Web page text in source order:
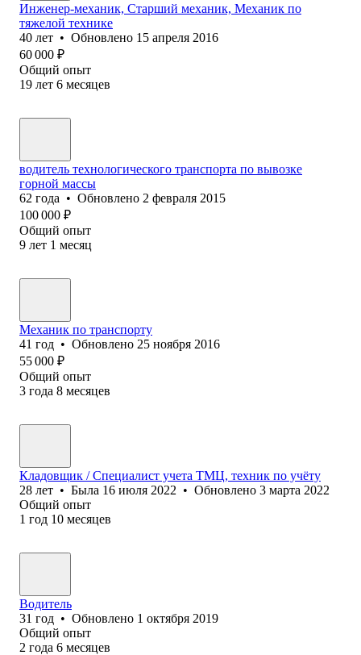
Инженер-механик, Старший механик, Механик по
тяжелой технике
40 лет • Обновлено 15 апреля 2016
60 000 ₽
Общий опыт
19 лет 6 месяцев
водитель технологического транспорта по вывозке
горной массы
62 года • Обновлено 2 февраля 2015
100 000 ₽
Общий опыт
9 лет 1 месяц
Механик по транспорту
41 год • Обновлено 25 ноября 2016
55 000 ₽
Общий опыт
3 года 8 месяцев
Кладовщик / Специалист учета ТМЦ, техник по учёту
28 лет • Была 16 июля 2022 • Обновлено 3 марта 2022
Общий опыт
1 год 10 месяцев
Водитель
31 год • Обновлено 1 октября 2019
Общий опыт
2 года 6 месяцев